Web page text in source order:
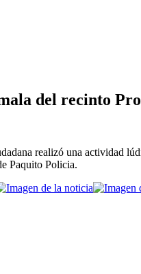
del recinto
realizó una actividad
Paquito Policia.